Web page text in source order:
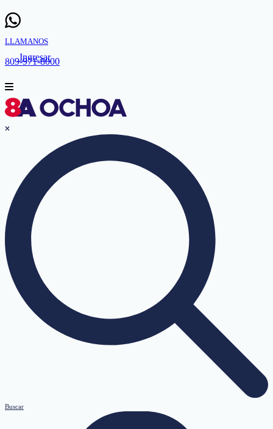
LLAMANOS
809-971-8000
Ingresar
Buscar